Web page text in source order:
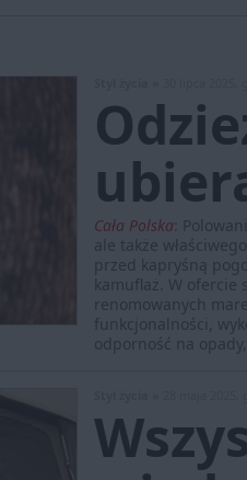
Cała Polska
ale także
przed kapryśną
kamuflaż. W
renomowanych
funkcjonalności,
odporność na